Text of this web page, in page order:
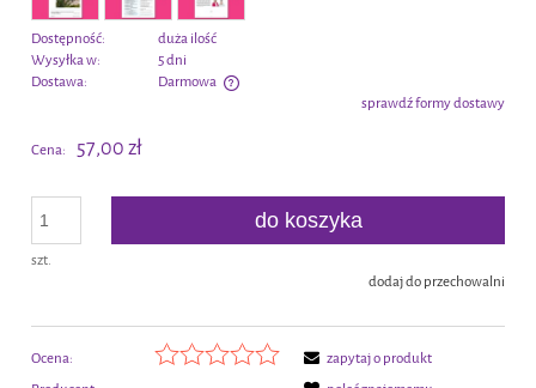
Dostępność:
duża ilość
Wysyłka w:
5 dni
Dostawa:
Darmowa
sprawdź formy dostawy
Cena: 57,00 zł
szt.
do koszyka
dodaj do przechowalni
Ocena:
zapytaj o produkt